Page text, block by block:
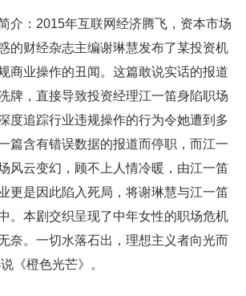
介：2015年互联网经济腾飞，资本市场
的财经杂志主编谢琳慧发布了某投资机
商业操作的丑闻。这篇敢说实话的报道
牌，直接导致投资经理江一笛身陷职场
度追踪行业违规操作的行为令她遭到多
篇含有错误数据的报道而停职，而江一
风云变幻，顾不上人情冷暖，由江一笛
更是因此陷入死局，将谢琳慧与江一笛
。本剧交织呈现了中年女性的职场危机
奈。一切水落石出，理想主义者向光而
《橙色光芒》。